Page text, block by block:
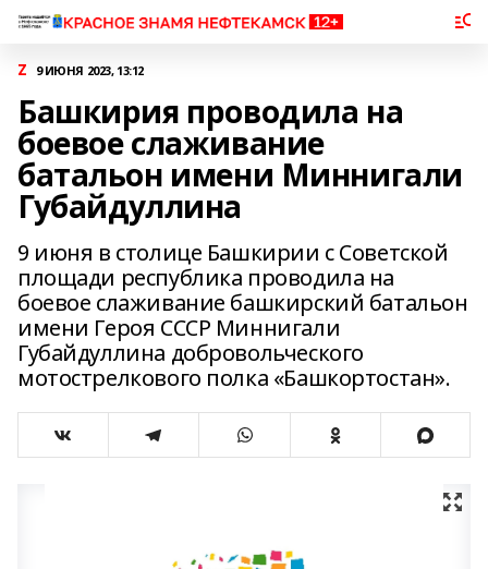
Z 9 ИЮНЯ 2023, 13:12
Башкирия проводила на
боевое слаживание
батальон имени Миннигали
Губайдуллина
9 июня в столице Башкирии с Советской
площади республика проводила на
боевое слаживание башкирский батальон
имени Героя СССР Миннигали
Губайдуллина добровольческого
мотострелкового полка «Башкортостан».